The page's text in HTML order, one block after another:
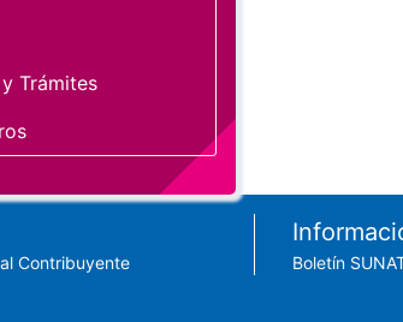
Trámites
Contribuyente Boletín